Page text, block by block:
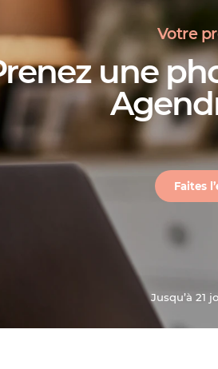
Votre
une
Faites
Jusqu’à 21